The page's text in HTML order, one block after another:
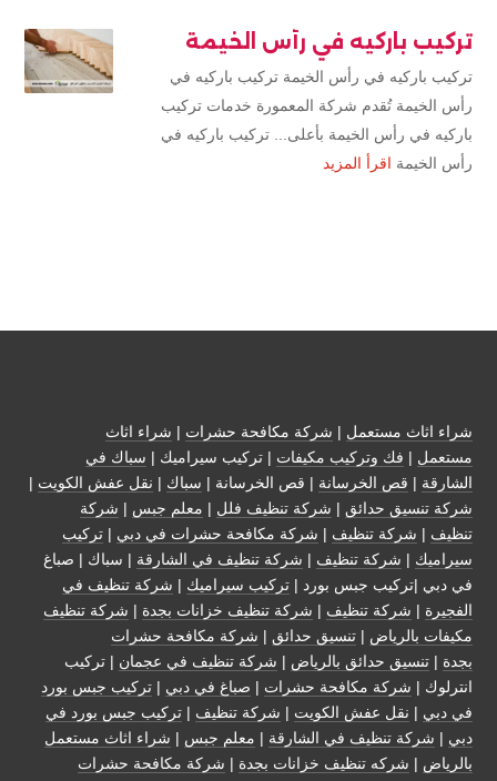
تركيب باركيه في رأس الخيمة
تركيب باركيه في رأس الخيمة تركيب باركيه في
رأس الخيمة تُقدم شركة المعمورة خدمات تركيب
باركيه في رأس الخيمة بأعلى... تركيب باركيه في
رأس الخيمة اقرأ المزيد
شراء اثاث مستعمل | شركة مكافحة حشرات | شراء اثاث
مستعمل | فك وتركيب مكيفات | تركيب سيراميك | سباك في
الشارقة | قص الخرسانة | قص الخرسانة | سباك | نقل عفش الكويت |
شركة تنسيق حدائق | شركة تنظيف فلل | معلم جبس | شركة
تنظيف | شركة تنظيف | شركة مكافحة حشرات في دبي | تركيب
سيراميك | شركة تنظيف | شركة تنظيف في الشارقة | سباك | صباغ
في دبي |تركيب جبس بورد | تركيب سيراميك | شركة تنظيف في
الفجيرة | شركة تنظيف | شركة تنظيف خزانات بجدة | شركة تنظيف
مكيفات بالرياض | تنسيق حدائق | شركة مكافحة حشرات
بجدة | تنسيق حدائق بالرياض | شركة تنظيف في عجمان | تركيب
انترلوك | شركة مكافحة حشرات | صباغ في دبي | تركيب جبس بورد
في دبي | نقل عفش الكويت | شركة تنظيف | تركيب جبس بورد في
دبي | شركة تنظيف في الشارقة | معلم جبس | شراء اثاث مستعمل
بالرياض | شركه تنظيف خزانات بجدة | شركة مكافحة حشرات